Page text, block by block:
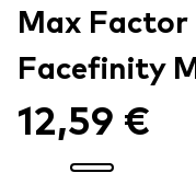
Max Factor
Facefinity
12,59 €